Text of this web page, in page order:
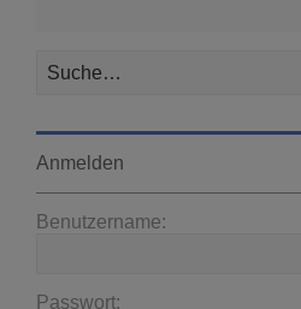
Anmelden
Benutzername:
Passwort: